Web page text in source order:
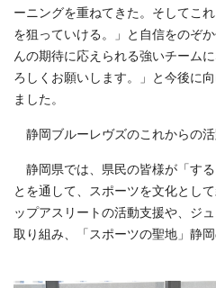
ーニングを重ねてきた。そしてこ
を狙っていける。」と自信をのぞ
んの期待に応えられる強いチーム
ろしくお願いします。」と今後に
ました。
静岡ブルーレヴズのこれからの活
静岡県では、県民の皆様が「す
とを通して、スポーツを文化とし
ップアスリートの活動支援や、ジ
取り組み、「スポーツの聖地」静